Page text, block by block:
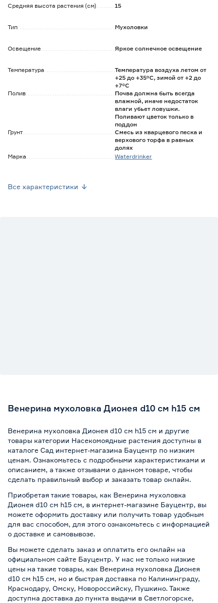
чувствительные волоски, которые реагируют на жертву и
Каждая ловушка срабатывает несколько раз (примерно 4-
Средняя высота растения (см) 15
Тип Мухоловки
Освещение Яркое солнечное освещение
Температура
Температура воздуха летом от
+25 до +35°C, зимой от +2 до
+7°C
Полив
Почва должна быть всегда
влажной, иначе недостаток
влаги убьет ловушки.
Поливают цветок только в
поддон
Грунт
Смесь из кварцевого песка и
верхового торфа в равных
долях
Марка
Waterdrinker
Все характеристики
Венерина мухоловка Дионея d10 см h15 см
Венерина мухоловка Дионея d10 см h15 см и другие
товары категории Насекомоядные растения доступны в
каталоге Сад интернет-магазина Бауцентр по низким
ценам. Ознакомьтесь с подробными характеристиками и
описанием, а также отзывами о данном товаре, чтобы
сделать правильный выбор и заказать товар онлайн.
Приобретая такие товары, как Венерина мухоловка
Дионея d10 см h15 см, в интернет-магазине Бауцентр, вы
можете оформить доставку или получить товар удобным
для вас способом, для этого ознакомьтесь с информацией
о доставке и самовывозе.
Вы можете сделать заказ и оплатить его онлайн на
официальном сайте Бауцентр. У нас не только низкие
цены на такие товары, как Венерина мухоловка Дионея
d10 см h15 см, но и быстрая доставка по Калининграду,
Краснодару, Омску, Новороссийску, Пушкино. Также
доступна доставка до пункта выдачи в Светлогорске,